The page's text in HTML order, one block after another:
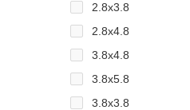
2.8x3.8
2.8x4.8
3.8x4.8
3.8x5.8
3.8x3.8